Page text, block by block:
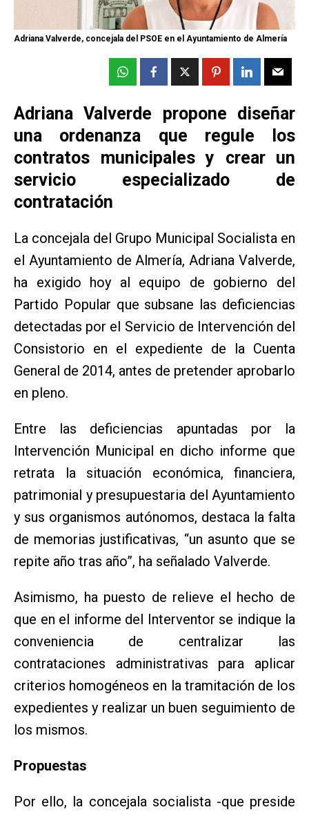
Adriana Valverde, concejala del PSOE en el Ayuntamiento de Almería
Adriana Valverde propone diseñar
una ordenanza que regule los
contratos municipales y crear un
servicio especializado de
contratación
La concejala del Grupo Municipal Socialista en
el Ayuntamiento de Almería, Adriana Valverde,
ha exigido hoy al equipo de gobierno del
Partido Popular que subsane las deficiencias
detectadas por el Servicio de Intervención del
Consistorio en el expediente de la Cuenta
General de 2014, antes de pretender aprobarlo
en pleno.
Entre las deficiencias apuntadas por la
Intervención Municipal en dicho informe que
retrata la situación económica, financiera,
patrimonial y presupuestaria del Ayuntamiento
y sus organismos autónomos, destaca la falta
de memorias justificativas, “un asunto que se
repite año tras año”, ha señalado Valverde.
Asimismo, ha puesto de relieve el hecho de
que en el informe del Interventor se indique la
conveniencia de centralizar las
contrataciones administrativas para aplicar
criterios homogéneos en la tramitación de los
expedientes y realizar un buen seguimiento de
los mismos.
Propuestas
Por ello, la concejala socialista -que preside